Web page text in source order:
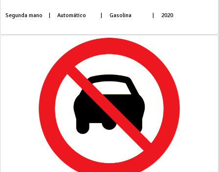
Segunda mano Automático Gasolina 2020